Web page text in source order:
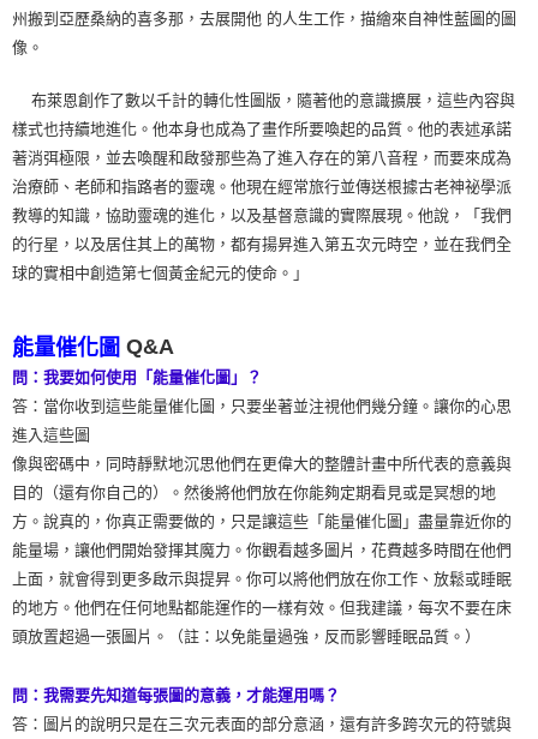
州搬到亞歷桑納的喜多那，去展開他 的人生工作，描繪來自神性藍圖的圖
像。
布萊恩創作了數以千計的轉化性圖版，隨著他的意識擴展，這些內容與
樣式也持續地進化。他本身也成為了畫作所要喚起的品質。他的表述承諾
著消弭極限，並去喚醒和啟發那些為了進入存在的第八音程，而要來成為
治療師、老師和指路者的靈魂。他現在經常旅行並傳送根據古老神祕學派
教導的知識，協助靈魂的進化，以及基督意識的實際展現。他說，「我們
的行星，以及居住其上的萬物，都有揚昇進入第五次元時空，並在我們全
球的實相中創造第七個黃金紀元的使命。」
能量催化圖 Q&A
問：我要如何使用「能量催化圖」？
答：當你收到這些能量催化圖，只要坐著並注視他們幾分鐘。讓你的心思
進入這些圖
像與密碼中，同時靜默地沉思他們在更偉大的整體計畫中所代表的意義與
目的（還有你自己的）。然後將他們放在你能夠定期看見或是冥想的地
方。說真的，你真正需要做的，只是讓這些「能量催化圖」盡量靠近你的
能量場，讓他們開始發揮其魔力。你觀看越多圖片，花費越多時間在他們
上面，就會得到更多啟示與提昇。你可以將他們放在你工作、放鬆或睡眠
的地方。他們在任何地點都能運作的一樣有效。但我建議，每次不要在床
頭放置超過一張圖片。（註：以免能量過強，反而影響睡眠品質。）
問：我需要先知道每張圖的意義，才能運用嗎？
答：圖片的說明只是在三次元表面的部分意涵，還有許多跨次元的符號與